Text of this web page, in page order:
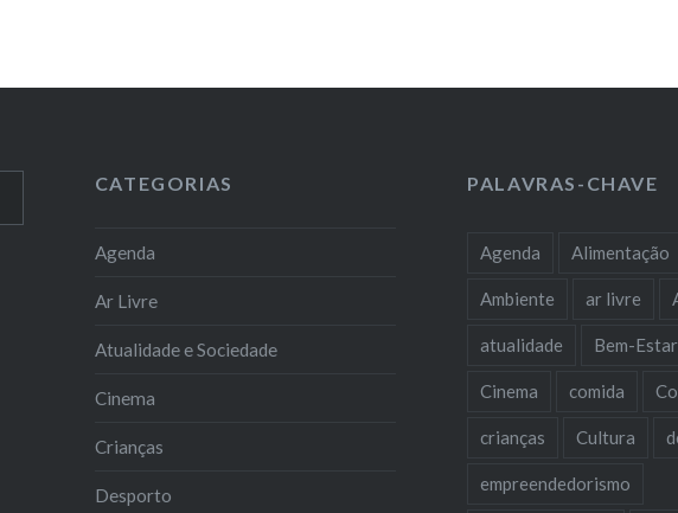
CATEGORIAS
Agenda
Ar Livre
Atualidade e Sociedade
Cinema
Crianças
Desporto
PALAVRAS-CHAVE
Agenda Alimentação
Ambiente ar livre
atualidade Bem-Estar
Cinema comida
crianças Cultura
empreendedorismo